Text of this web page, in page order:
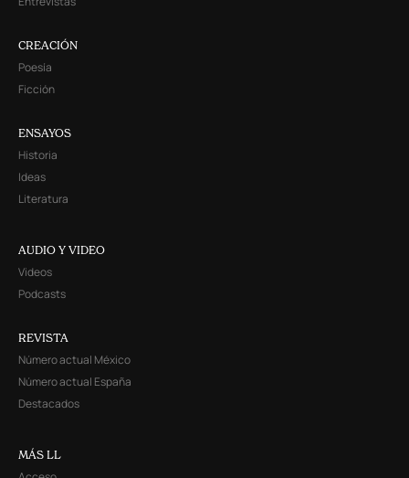
CREACIÓN
Poesía
Ficción
ENSAYOS
Historia
Ideas
Literatura
AUDIO Y VIDEO
Videos
Podcasts
REVISTA
Número actual México
Número actual España
Destacados
MÁS LL